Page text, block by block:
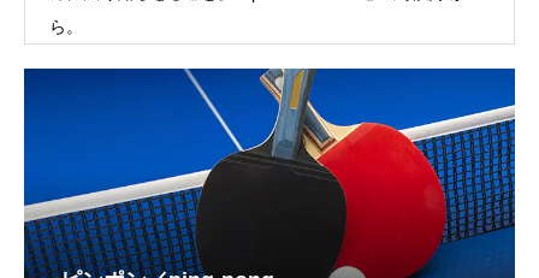
ら。